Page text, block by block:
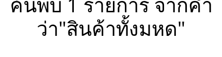
ว่า"สินค้าทั้งมหด"